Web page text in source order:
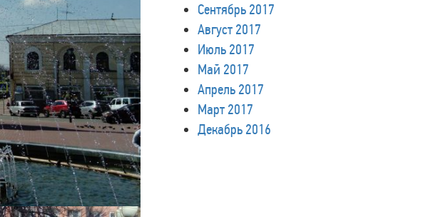
Сентябрь 2017
Август 2017
Июль 2017
Май 2017
Апрель 2017
Март 2017
Декабрь 2016